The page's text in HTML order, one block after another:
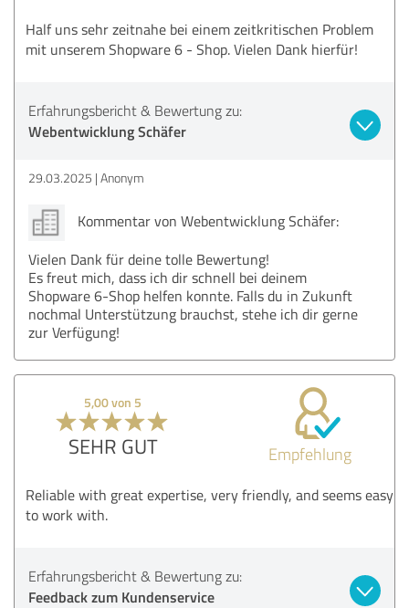
Half uns sehr zeitnahe bei einem zeitkritischen Problem
mit unserem Shopware 6 - Shop. Vielen Dank hierfür!
Erfahrungsbericht & Bewertung zu:
Webentwicklung Schäfer
29.03.2025 Anonym
Kommentar von Webentwicklung Schäfer:
Vielen Dank für deine tolle Bewertung!
Es freut mich, dass ich dir schnell bei deinem
Shopware 6-Shop helfen konnte. Falls du in Zukunft
nochmal Unterstützung brauchst, stehe ich dir gerne
zur Verfügung!
5,00 von 5
SEHR GUT Empfehlung
Reliable with great expertise, very friendly, and seems easy
to work with.
Erfahrungsbericht & Bewertung zu:
Feedback zum Kundenservice